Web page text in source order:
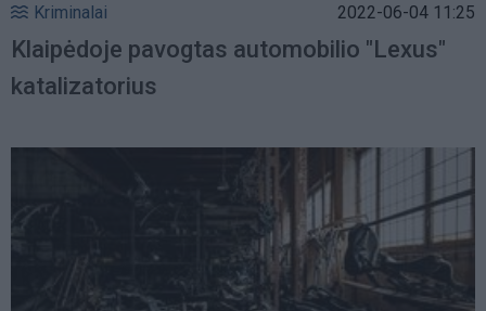
Kriminalai 2022-06-04 11:25
Klaipėdoje pavogtas automobilio "Lexus"
katalizatorius